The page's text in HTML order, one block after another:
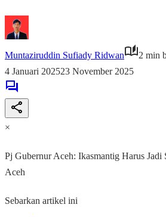
Muntaziruddin Sufiady Ridwan
2 min
4 Januari 202523 November 2025
×
Pj Gubernur Aceh: Ikasmantig Harus Jadi
Aceh
Sebarkan artikel ini